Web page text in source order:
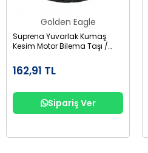
Golden Eagle
Suprena Yuvarlak Kumaş
Kesim Motor Bilema Taşı /
162,91 TL
Sipariş Ver